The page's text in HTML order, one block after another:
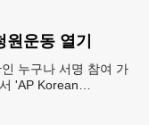
운동 열기
누구나 서명 참여 가
'AP Korean